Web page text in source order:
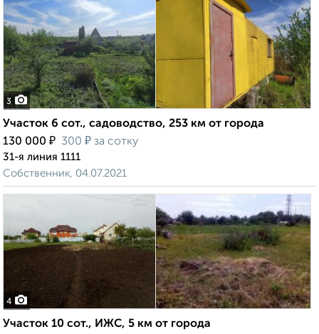
3
Участок 6 сот., садоводство, 253 км от города
130 000 ₽ 300 ₽ за сотку
31-я линия 1111
Собственник, 04.07.2021
4
Участок 10 сот., ИЖС, 5 км от города